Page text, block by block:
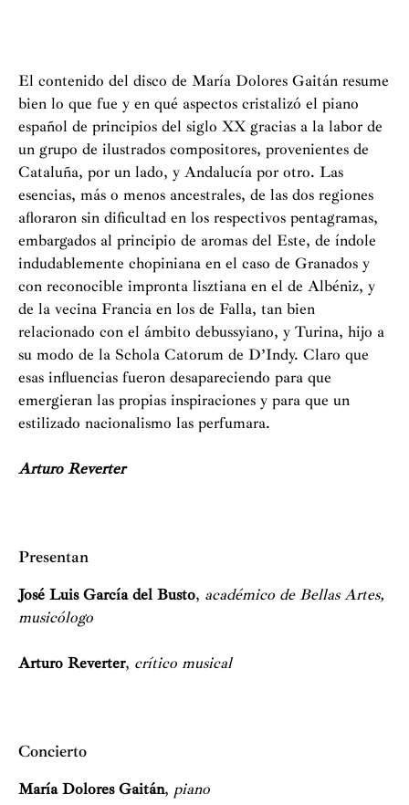
El contenido del disco de María Dolores Gaitán resume
bien lo que fue y en qué aspectos cristalizó el piano
español de principios del siglo XX gracias a la labor de
un grupo de ilustrados compositores, provenientes de
Cataluña, por un lado, y Andalucía por otro. Las
esencias, más o menos ancestrales, de las dos regiones
afloraron sin dificultad en los respectivos pentagramas,
embargados al principio de aromas del Este, de índole
indudablemente chopiniana en el caso de Granados y
con reconocible impronta lisztiana en el de Albéniz, y
de la vecina Francia en los de Falla, tan bien
relacionado con el ámbito debussyiano, y Turina, hijo a
su modo de la Schola Catorum de D’Indy. Claro que
esas influencias fueron desapareciendo para que
emergieran las propias inspiraciones y para que un
estilizado nacionalismo las perfumara.
Arturo Reverter
Presentan
José Luis García del Busto, académico de Bellas Artes,
musicólogo
Arturo Reverter, crítico musical
Concierto
María Dolores Gaitán, piano